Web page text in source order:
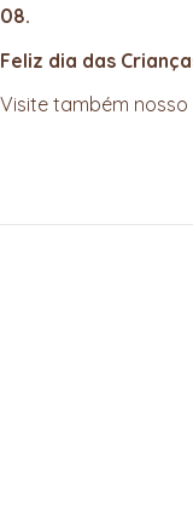
08.
Feliz dia das
Visite também nosso